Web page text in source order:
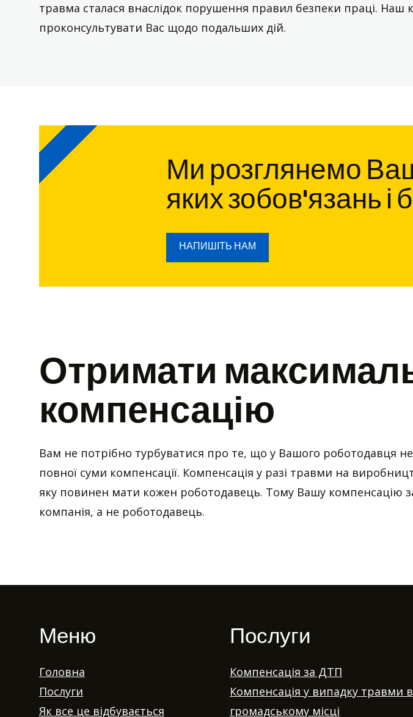
травма сталася внаслідок порушення правил безпеки праці. Наш
проконсультувати Вас щодо подальших дій.
Ми розглянемо
яких зобов'язань і
НАПИШІТЬ НАМ
Отримати
компенсацію
Вам не потрібно турбуватися про те, що у Вашого роботодавця
повної суми компенсації. Компенсація у разі травми на
яку повинен мати кожен роботодавець. Тому Вашу компенсацію
компанія, а не роботодавець.
Меню
Головна
Послуги
Як все це відбувається
Послуги
Компенсація за ДТП
Компенсація у випадку травми в
громадському місці